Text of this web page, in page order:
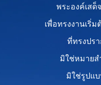
พระองค์เสด็
เพื่อทรงงานเริ่
ที่ทรงปร
มิใช่หมาย
มิใช่รูปแ